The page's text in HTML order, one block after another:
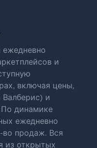
и
включая цены,
Валберис) и
По динамике
ежедневно
во продаж. Вся
из открытых